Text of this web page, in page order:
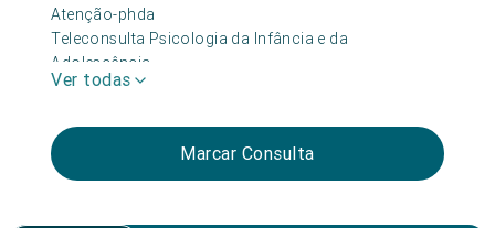
Atenção-phda
Teleconsulta Psicologia da Infância e da
Adolescência
Consulta Psicologia Educacional
Ver todas
Marcar Consulta